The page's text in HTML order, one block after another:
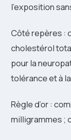
l’exposition
Côté repères :
cholestérol
pour la
tolérance et à
Règle d’or :
milligrammes ;